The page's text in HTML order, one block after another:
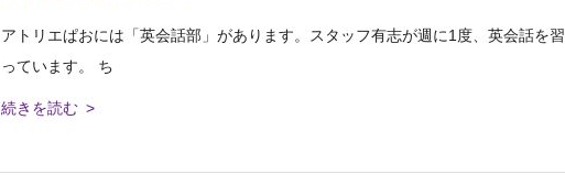
アトリエぱおには「英会話部」があります。スタッフ有志が週に1度、英会話を習
っています。 ち
続きを読む >